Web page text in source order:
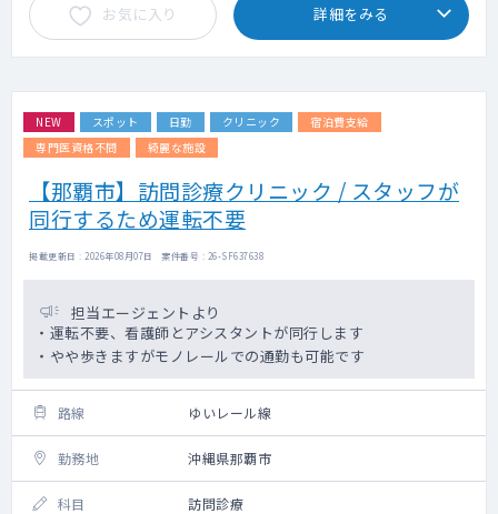
お気に入り 詳細をみる
NEW スポット 日勤 クリニック
宿泊費支給
専門医資格不問
綺麗な施設
【那覇市】訪問診療クリニック / スタッフが
同行するため運転不要
掲載更新日 : 2026年08月07日 案件番号 : 26-SF637638
担当エージェントより
・運転不要、看護師とアシスタントが同行します
・やや歩きますがモノレールでの通勤も可能です
路線 ゆいレール線
勤務地 沖縄県那覇市
科目 訪問診療